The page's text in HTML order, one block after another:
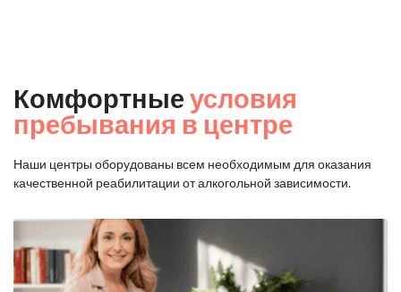
Комфортные условия
пребывания в центре
Наши центры оборудованы всем необходимым для оказания
качественной реабилитации от алкогольной зависимости.